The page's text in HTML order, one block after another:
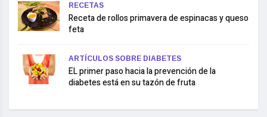
RECETAS
Receta de rollos primavera de espinacas y queso
feta
ARTÍCULOS SOBRE DIABETES
EL primer paso hacia la prevención de la
diabetes está en su tazón de fruta